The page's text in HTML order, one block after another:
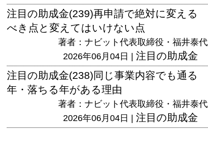
注目の助成金(239)再申請で絶対に変える
べき点と変えてはいけない点
著者：ナビット代表取締役・福井泰代
2026年06月04日 | 注目の助成金
注目の助成金(238)同じ事業内容でも通る
年・落ちる年がある理由
著者：ナビット代表取締役・福井泰代
2026年06月04日 | 注目の助成金